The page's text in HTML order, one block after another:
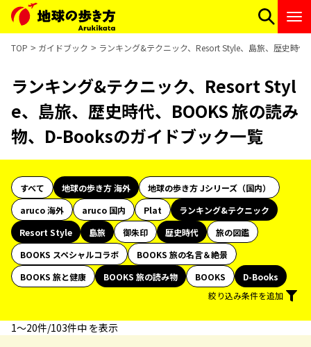
TOP ガイドブック ランキング&テクニック、Resort Style、島旅、歴史時
ランキング&テクニック、Resort Styl
e、島旅、歴史時代、BOOKS 旅の読み
物、D-Booksのガイドブック一覧
すべて 地球の歩き方 海外
地球の歩き方 Jシリーズ（国内）
aruco 海外
aruco 国内 Plat
ランキング&テクニック
Resort Style
島旅 御朱印 歴史時代
旅の図鑑
BOOKS スペシャルコラボ
BOOKS 旅の名言＆絶景
BOOKS 旅と健康
BOOKS 旅の読み物 BOOKS
D-Books
絞り込み条件を追加
1〜20件/103件中 を表示